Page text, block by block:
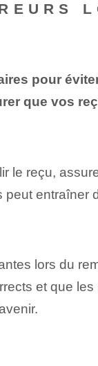
pour
que vos
le reçu,
entraîner
lors du
et que